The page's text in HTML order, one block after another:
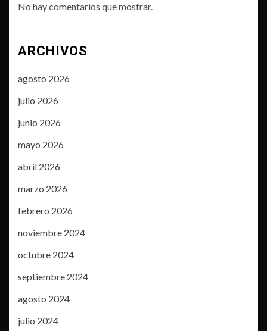
No hay comentarios que mostrar.
ARCHIVOS
agosto 2026
julio 2026
junio 2026
mayo 2026
abril 2026
marzo 2026
febrero 2026
noviembre 2024
octubre 2024
septiembre 2024
agosto 2024
julio 2024